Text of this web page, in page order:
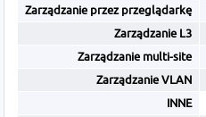
Zarządzanie przez przeglądarkę
Zarządzanie L3
Zarządzanie multi-site
Zarządzanie VLAN
INNE